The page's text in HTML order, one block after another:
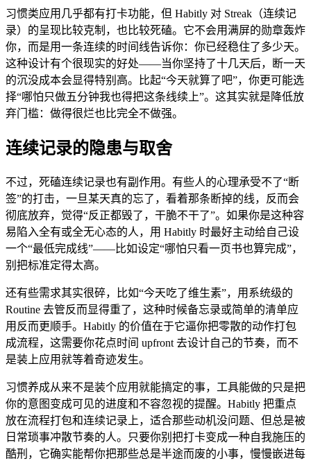
习惯类应用几乎都有打卡功能，但 Habitly 对 Streak（连续记
录）的呈现比较克制，也比较死磕。它不会用满屏的勋章轰炸
你，而是用一条连续的时间线告诉你：你已经稳住了多少天。
这种设计有个很现实的好处——当你坚持了十几天后，断一天
的沉没成本会显得特别高。比起“今天就算了吧”，你更可能选
择“哪怕只做五分钟我也得把这条线续上”。这其实就是降低放
弃门槛：做得很烂也比完全不做强。
连续记录的隐患与取舍
不过，死磕连续记录也有副作用。有些人的心理承受不了“断
签”的打击，一旦某天真的忘了，看着那条断掉的线，反而会
彻底放弃，觉得“反正都毁了，干脆不干了”。如果你是这种容
易陷入全有或全无心态的人，用 Habitly 时最好主动给自己设
一个“最低完成线”——比如设定“哪怕只看一页书也算完成”，
别把标准定得太高。
还有些需求其实很碎，比如“今天吃了维生素”，用系统级的
Routine 去管反而显得重了，这种时候备忘录或简单的清单应
用反而更顺手。Habitly 的价值在于它逼你把零散的动作打包
成流程，这需要你花点时间 upfront 去设计自己的节奏，而不
是装上应用就等着奇迹发生。
习惯养成从来不是装个应用就能搞定的事，工具能做的只是把
你的意图变成可见的进度和不容忽视的提醒。Habitly 把重点
放在流程打包和连续记录上，适合那些动机没问题、但总是被
日常琐事冲散节奏的人。只要你别把打卡变成一种自我施压的
酷刑，它确实能帮你把那些总是半途而废的小事，慢慢嵌进每